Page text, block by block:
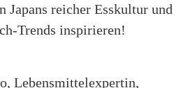
Japans reicher Esskultur und
Trends inspirieren!
Lebensmittelexpertin,